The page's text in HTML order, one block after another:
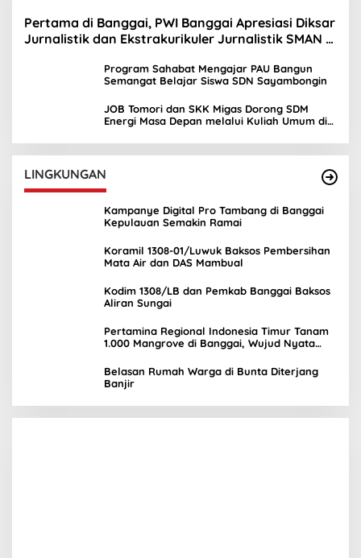
Pertama di Banggai, PWI Banggai Apresiasi Diksar
Jurnalistik dan Ekstrakurikuler Jurnalistik SMAN 1
Program Sahabat Mengajar PAU Bangun
Semangat Belajar Siswa SDN Sayambongin
JOB Tomori dan SKK Migas Dorong SDM
Energi Masa Depan melalui Kuliah Umum di
LINGKUNGAN
Kampanye Digital Pro Tambang di Banggai
Kepulauan Semakin Ramai
Koramil 1308-01/Luwuk Baksos Pembersihan
Mata Air dan DAS Mambual
Kodim 1308/LB dan Pemkab Banggai Baksos
Aliran Sungai
Pertamina Regional Indonesia Timur Tanam
1.000 Mangrove di Banggai, Wujud Nyata
Belasan Rumah Warga di Bunta Diterjang
Banjir